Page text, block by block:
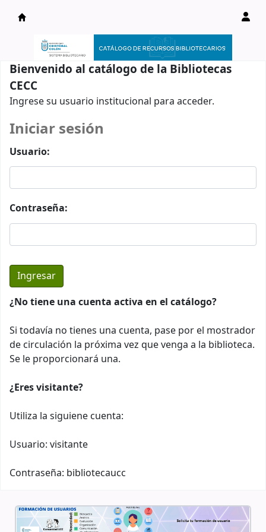
Catálogo en línea
Bienvenido al catálogo de la Bibliotecas
CECC
Ingrese su usuario institucional para acceder.
Iniciar sesión
Usuario:
Contraseña:
¿No tiene una cuenta activa en el catálogo?
Si todavía no tienes una cuenta, pase por el mostrador
de circulación la próxima vez que venga a la biblioteca.
Se le proporcionará una.
¿Eres visitante?
Utiliza la siguiene cuenta:
Usuario: visitante
Contraseña: bibliotecaucc